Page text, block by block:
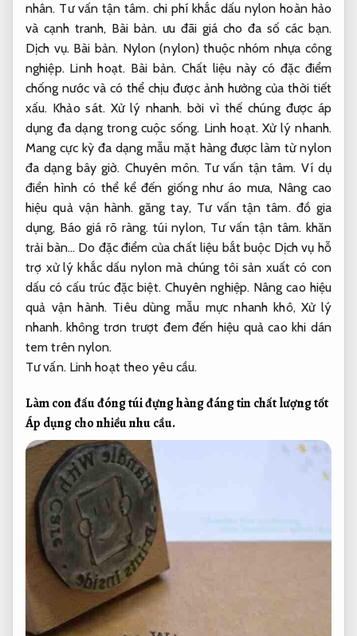
nhân. Tư vấn tận tâm.chi phí khắc dấu nylon hoàn hảo
và cạnh tranh, Bài bản. ưu đãi giá cho đa số các bạn.
Dịch vụ. Bài bản. Nylon (nylon) thuộc nhóm nhựa công
nghiệp. Linh hoạt. Bài bản. Chất liệu này có đặc điểm
chống nước và có thể chịu được ảnh hưởng của thời tiết
xấu. Khảo sát. Xử lý nhanh. bởi vì thế chúng được áp
dụng đa dạng trong cuộc sống. Linh hoạt. Xử lý nhanh.
Mang cực kỳ đa dạng mẫu mặt hàng được làm từ nylon
đa dạng bây giờ. Chuyên môn. Tư vấn tận tâm. Ví dụ
điển hình có thể kể đến giống như áo mưa, Nâng cao
hiệu quả vận hành. găng tay, Tư vấn tận tâm.đồ gia
dụng, Báo giá rõ ràng. túi nylon, Tư vấn tận tâm.khăn
trải bàn… Do đặc điểm của chất liệu bắt buộc Dịch vụ hỗ
trợ xử lý khắc dấu nylon mà chúng tôi sản xuất có con
dấu có cấu trúc đặc biệt. Chuyên nghiệp. Nâng cao hiệu
quả vận hành.Tiêu dùng mẫu mực nhanh khô,Xử lý
nhanh.không trơn trượt đem đến hiệu quả cao khi dán
tem trên nylon.
Tư vấn. Linh hoạt theo yêu cầu.
Làm con đấu đóng túi đựng hàng đáng tin chất lượng tốt
Áp dụng cho nhiều nhu cầu.